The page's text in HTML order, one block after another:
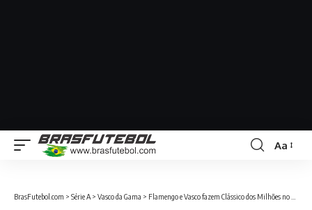
Aa
BrasFutebol.com > Série A > Vasco da Gama > Flamengo e Vasco fazem Clássico dos Milhões no Maracanã